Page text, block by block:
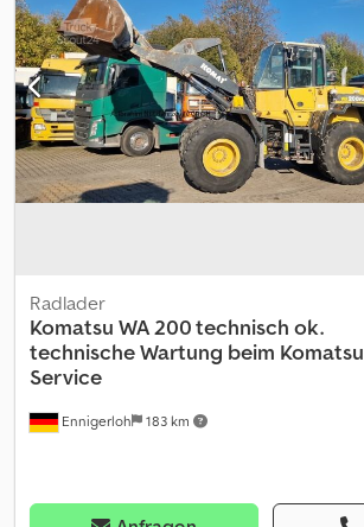
Ennigerloh 183 km
Radlader
Komatsu WA 200 technisch ok.
technische Wartung beim Komatsu
Service